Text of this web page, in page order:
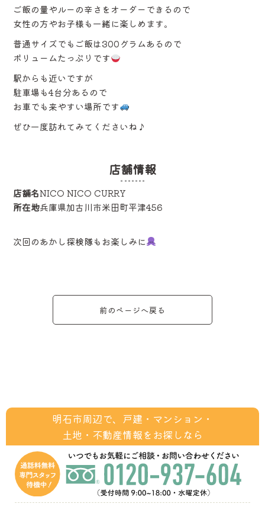
ご飯の量やルーの辛さをオーダーできるので
女性の方やお子様も一緒に楽しめます。
普通サイズでもご飯は300グラムあるので
ボリュームたっぷりです
駅からも近いですが
駐車場も4台分あるので
お車でも来やすい場所です
ぜひ一度訪れてみてくださいね♪
店舗情報
店舗名NICO NICO CURRY
所在地兵庫県加古川市米田町平津456
次回のあかし探検隊もお楽しみに
前のページへ戻る
明石市周辺で、戸建・マンション・
土地・不動産情報をお探しなら